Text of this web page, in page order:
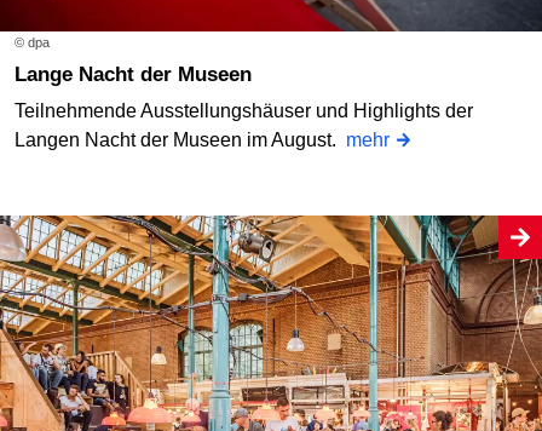
© dpa
Lange Nacht der Museen
Teilnehmende Ausstellungshäuser und Highlights der
Langen Nacht der Museen im August. mehr